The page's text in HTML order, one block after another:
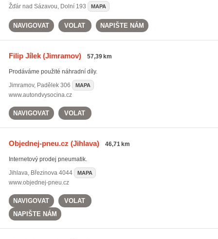
Žďár nad Sázavou, Dolní 193 MAPA
NAVIGOVAT VOLAT NAPIŠTE NÁM
Filip Jílek(Jimramov) 57,39 km
Prodáváme použité náhradní díly.
Jimramov, Padělek 306 MAPA
www.autondvysocina.cz
NAVIGOVAT VOLAT
Objednej-pneu.cz (Jihlava) 46,71 km
Internetový prodej pneumatik.
Jihlava, Březinova 4044 MAPA
www.objednej-pneu.cz
NAVIGOVAT
VOLAT
NAPIŠTE NÁM